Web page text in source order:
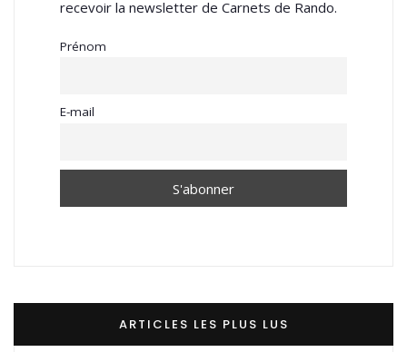
recevoir la newsletter de Carnets de Rando.
Prénom
E-mail
ARTICLES LES PLUS LUS